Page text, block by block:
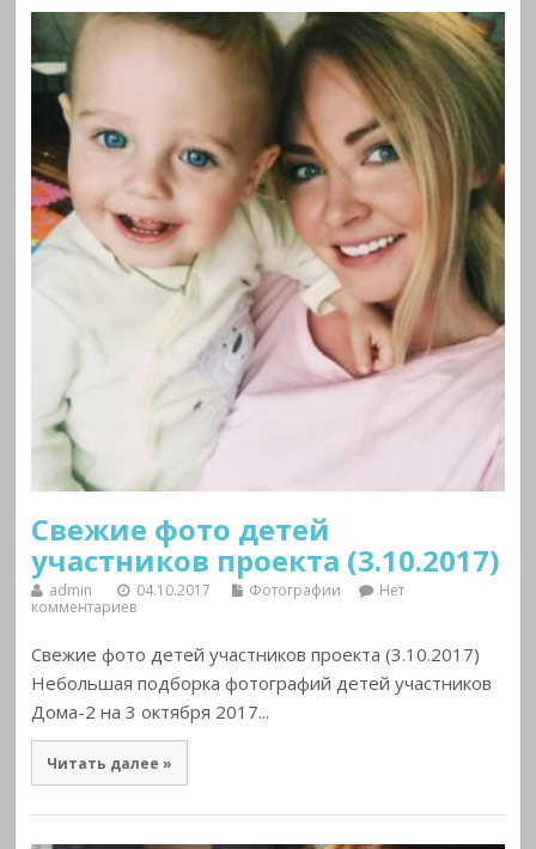
Свежие фото детей
участников проекта (3.10.2017)
admin 04.10.2017 Фотографии
Нет
комментариев
Свежие фото детей участников проекта (3.10.2017)
Небольшая подборка фотографий детей участников
Дома-2 на 3 октября 2017...
Читать далее »